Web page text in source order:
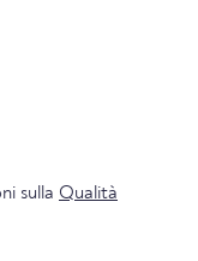
sulla Qualità